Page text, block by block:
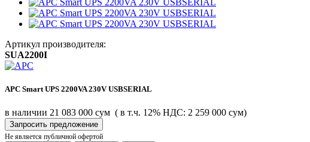
Артикул производителя:
SUA2200I
APC Smart UPS 2200VA 230V USBSERIAL
в наличии 21 083 000 сум ( в т.ч. 12% НДС: 2 259 000 сум)
Запросить предложение
Не является публичной офертой